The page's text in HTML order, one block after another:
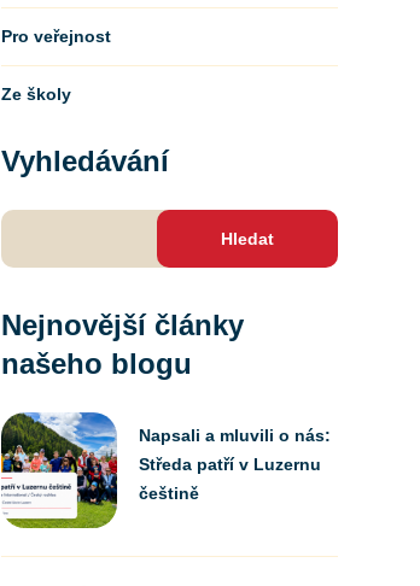
Pro veřejnost
Ze školy
Vyhledávání
Nejnovější články
našeho blogu
Napsali a mluvili o nás:
Středa patří v Luzernu
češtině